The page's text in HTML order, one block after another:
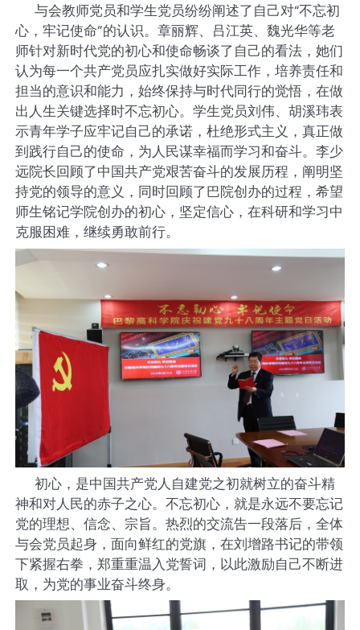
与会教师党员和学生党员纷纷阐述了自己对“不忘初
心，牢记使命”的认识。章丽辉、吕江英、魏光华等老
师针对新时代党的初心和使命畅谈了自己的看法，她们
认为每一个共产党员应扎实做好实际工作，培养责任和
担当的意识和能力，始终保持与时代同行的觉悟，在做
出人生关键选择时不忘初心。学生党员刘伟、胡溪玮表
示青年学子应牢记自己的承诺，杜绝形式主义，真正做
到践行自己的使命，为人民谋幸福而学习和奋斗。李少
远院长回顾了中国共产党艰苦奋斗的发展历程，阐明坚
持党的领导的意义，同时回顾了巴院创办的过程，希望
师生铭记学院创办的初心，坚定信心，在科研和学习中
克服困难，继续勇敢前行。
初心，是中国共产党人自建党之初就树立的奋斗精
神和对人民的赤子之心。不忘初心，就是永远不要忘记
党的理想、信念、宗旨。热烈的交流告一段落后，全体
与会党员起身，面向鲜红的党旗，在刘增路书记的带领
下紧握右拳，郑重重温入党誓词，以此激励自己不断进
取，为党的事业奋斗终身。